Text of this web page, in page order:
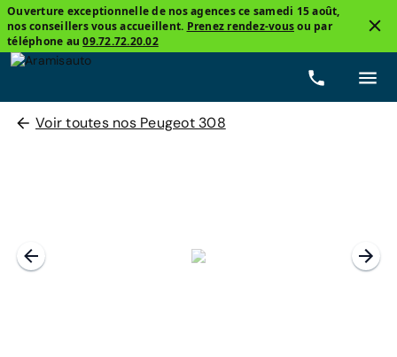
Ouverture exceptionnelle de nos agences ce samedi 15 août,
nos conseillers vous accueillent. Prenez rendez-vousou par
téléphone au09.72.72.20.02
Voir toutes nos Peugeot 308